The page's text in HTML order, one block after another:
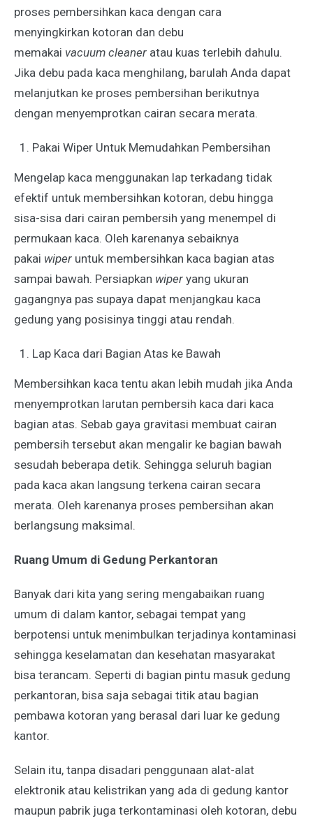
proses pembersihkan kaca dengan cara
menyingkirkan kotoran dan debu
memakai vacuum cleaner atau kuas terlebih dahulu.
Jika debu pada kaca menghilang, barulah Anda dapat
melanjutkan ke proses pembersihan berikutnya
dengan menyemprotkan cairan secara merata.
Pakai Wiper Untuk Memudahkan Pembersihan
Mengelap kaca menggunakan lap terkadang tidak
efektif untuk membersihkan kotoran, debu hingga
sisa-sisa dari cairan pembersih yang menempel di
permukaan kaca. Oleh karenanya sebaiknya
pakai wiper untuk membersihkan kaca bagian atas
sampai bawah. Persiapkan wiper yang ukuran
gagangnya pas supaya dapat menjangkau kaca
gedung yang posisinya tinggi atau rendah.
Lap Kaca dari Bagian Atas ke Bawah
Membersihkan kaca tentu akan lebih mudah jika Anda
menyemprotkan larutan pembersih kaca dari kaca
bagian atas. Sebab gaya gravitasi membuat cairan
pembersih tersebut akan mengalir ke bagian bawah
sesudah beberapa detik. Sehingga seluruh bagian
pada kaca akan langsung terkena cairan secara
merata. Oleh karenanya proses pembersihan akan
berlangsung maksimal.
Ruang Umum di Gedung Perkantoran
Banyak dari kita yang sering mengabaikan ruang
umum di dalam kantor, sebagai tempat yang
berpotensi untuk menimbulkan terjadinya kontaminasi
sehingga keselamatan dan kesehatan masyarakat
bisa terancam. Seperti di bagian pintu masuk gedung
perkantoran, bisa saja sebagai titik atau bagian
pembawa kotoran yang berasal dari luar ke gedung
kantor.
Selain itu, tanpa disadari penggunaan alat-alat
elektronik atau kelistrikan yang ada di gedung kantor
maupun pabrik juga terkontaminasi oleh kotoran, debu